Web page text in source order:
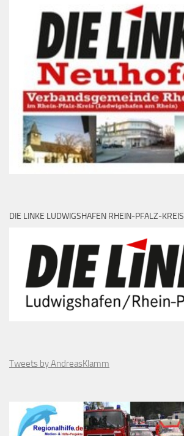
DIE LINKE LUDWIGSHAFEN RHEIN-PFALZ-KREIS
Tweets by AndreasKlamm